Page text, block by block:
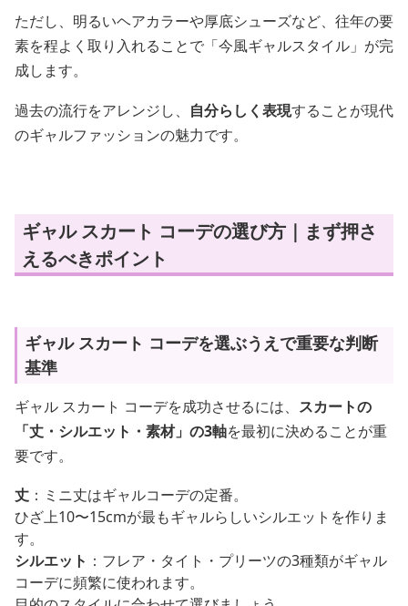
ただし、明るいヘアカラーや厚底シューズなど、往年の要
素を程よく取り入れることで「今風ギャルスタイル」が完
成します。
過去の流行をアレンジし、 自分らしく表現することが現代
のギャルファッションの魅力です。
ギャル スカート コーデの選び方｜まず押さ
えるべきポイント
ギャル スカート コーデを選ぶうえで重要な判断
基準
ギャル スカート コーデを成功させるには、 スカートの
「丈・シルエット・素材」の3軸を最初に決めることが重
要です。
丈 ：ミニ丈はギャルコーデの定番。
ひざ上10〜15cmが最もギャルらしいシルエットを作りま
す。
シルエット ：フレア・タイト・プリーツの3種類がギャル
コーデに頻繁に使われます。